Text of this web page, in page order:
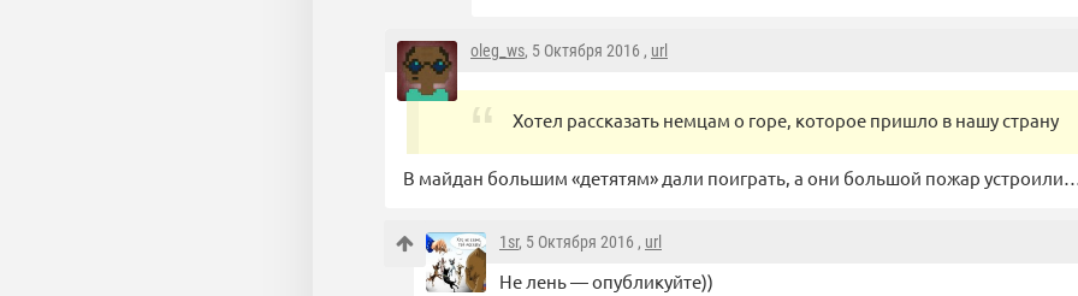
oleg_ws, 5 Октября 2016 , url
Хотел рассказать немцам о горе, которое пришло в нашу страну
В майдан большим «детятям» дали поиграть, а они большой пожар
1sr, 5 Октября 2016 , url
Не лень — опубликуйте))